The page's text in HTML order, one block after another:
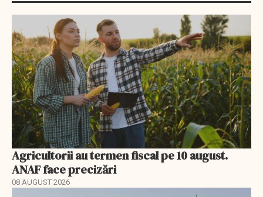
Agricultorii au termen fiscal pe 10 august.
ANAF face precizări
08 AUGUST 2026